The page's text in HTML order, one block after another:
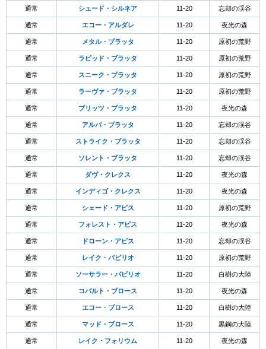
通常 シェード・シルネア 11-20 忘却の渓谷
通常 エコー・アルダレ 11-20 夜光の森
通常 メタル・ブラッタ 11-20 原初の荒野
通常 ラピッド・ブラッタ 11-20 原初の荒野
通常 スニーク・ブラッタ 11-20 原初の荒野
通常 ラーヴァ・ブラッタ 11-20 原初の荒野
通常 ブリッツ・ブラッタ 11-20 夜光の森
通常 アルバ・ブラッタ 11-20 忘却の渓谷
通常 ストライク・ブラッタ 11-20 忘却の渓谷
通常 ソレント・ブラッタ 11-20 忘却の渓谷
通常 ダヴ・クレクス 11-20 夜光の森
通常 インディゴ・クレクス 11-20 夜光の森
通常 シェード・アピス 11-20 原初の荒野
通常 フォレスト・アピス 11-20 夜光の森
通常 ドローン・アピス 11-20 忘却の渓谷
通常 レイク・パピリオ 11-20 原初の荒野
通常 ソーサラー・パピリオ 11-20 白樹の大陸
通常 コバルト・ブロース 11-20 夜光の森
通常 エコー・ブロース 11-20 白樹の大陸
通常 マッド・ブロース 11-20 黒鋼の大陸
通常 レイク・フォリウム 11-20 夜光の森